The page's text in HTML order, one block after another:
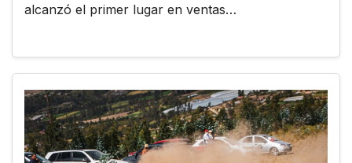
alcanzó el primer lugar en ventas…